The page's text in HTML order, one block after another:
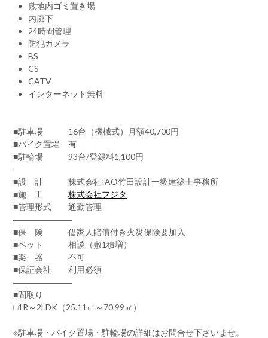
敷地内ゴミ置き場
内廊下
24時間管理
防犯カメラ
BS
CS
CATV
インターネット無料
■駐車場 16台（機械式）月額40,700円
■バイク置場 有
■駐輪場 93台/登録料1,100円
―――――――
■設 計 株式会社IAO竹田設計一級建築士事務所
■施 工株式会社フジタ
■管理形式 通勤管理
―――――――
■保 険 借家人賠償付き火災保険要加入
■ペット 相談（敷1積増）
■楽 器 不可
■保証会社 利用必須
―――――――
■間取り
□1R～2LDK（25.11㎡～70.99㎡）
※駐車場・バイク置場・駐輪場の詳細はお問合せ下さいませ。